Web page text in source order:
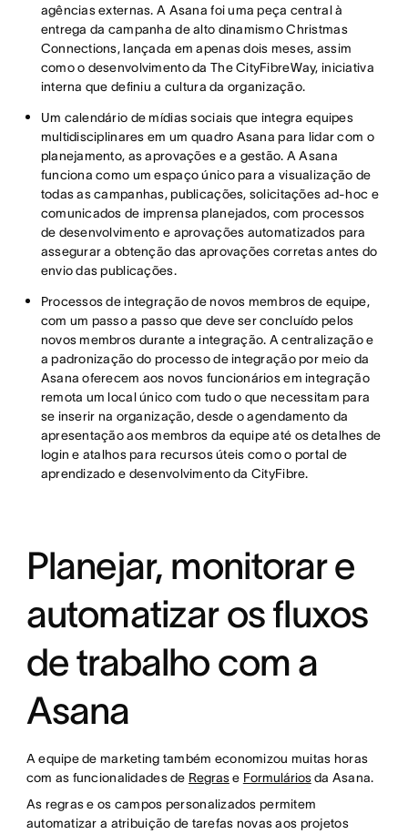
agências externas. A Asana foi uma peça central à
entrega da campanha de alto dinamismo Christmas
Connections, lançada em apenas dois meses, assim
como o desenvolvimento da The CityFibreWay, iniciativa
interna que definiu a cultura da organização.
Um calendário de mídias sociais que integra equipes
multidisciplinares em um quadro Asana para lidar com o
planejamento, as aprovações e a gestão. A Asana
funciona como um espaço único para a visualização de
todas as campanhas, publicações, solicitações ad-hoc e
comunicados de imprensa planejados, com processos
de desenvolvimento e aprovações automatizados para
assegurar a obtenção das aprovações corretas antes do
envio das publicações.
Processos de integração de novos membros de equipe,
com um passo a passo que deve ser concluído pelos
novos membros durante a integração. A centralização e
a padronização do processo de integração por meio da
Asana oferecem aos novos funcionários em integração
remota um local único com tudo o que necessitam para
se inserir na organização, desde o agendamento da
apresentação aos membros da equipe até os detalhes de
login e atalhos para recursos úteis como o portal de
aprendizado e desenvolvimento da CityFibre.
Planejar, monitorar e
automatizar os fluxos
de trabalho com a
Asana
A equipe de marketing também economizou muitas horas
com as funcionalidades de Regrase Formuláriosda Asana.
As regras e os campos personalizados permitem
automatizar a atribuição de tarefas novas aos projetos